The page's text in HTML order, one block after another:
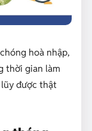
hoà nhập,
thời gian làm
được thật